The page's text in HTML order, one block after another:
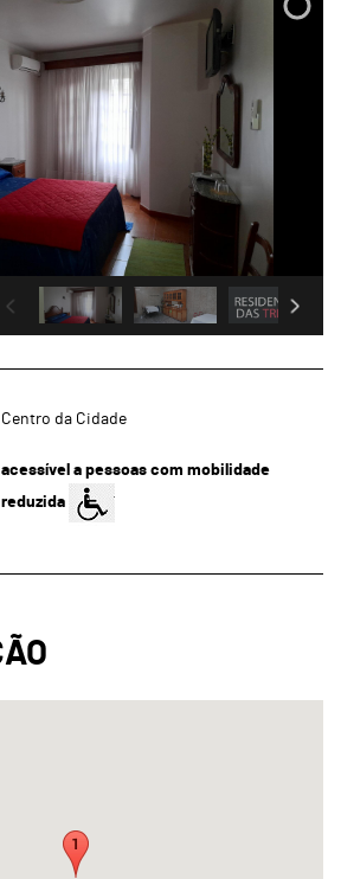
Centro da Cidade
acessível a pessoas com mobilidade
reduzida